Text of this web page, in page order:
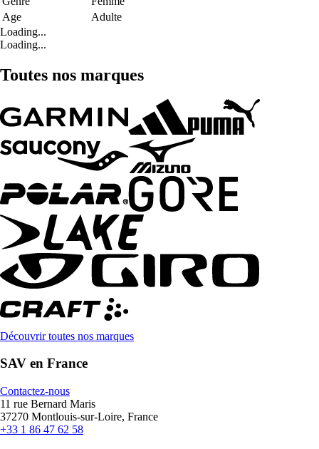
Age
Adulte
Loading...
Loading...
Toutes nos marques
Découvrir toutes nos marques
SAV en France
Contactez-nous
11 rue Bernard Maris
37270 Montlouis-sur-Loire, France
+33 1 86 47 62 58